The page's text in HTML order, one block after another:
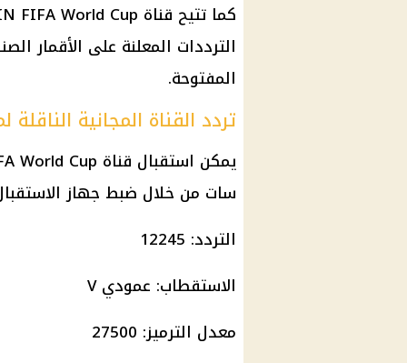
الترددات المعلنة على الأقمار
المفتوحة.
تردد القناة المجانية
سات من خلال ضبط جهاز الاستقبال
التردد: 12245
الاستقطاب: عمودي V
معدل الترميز: 27500